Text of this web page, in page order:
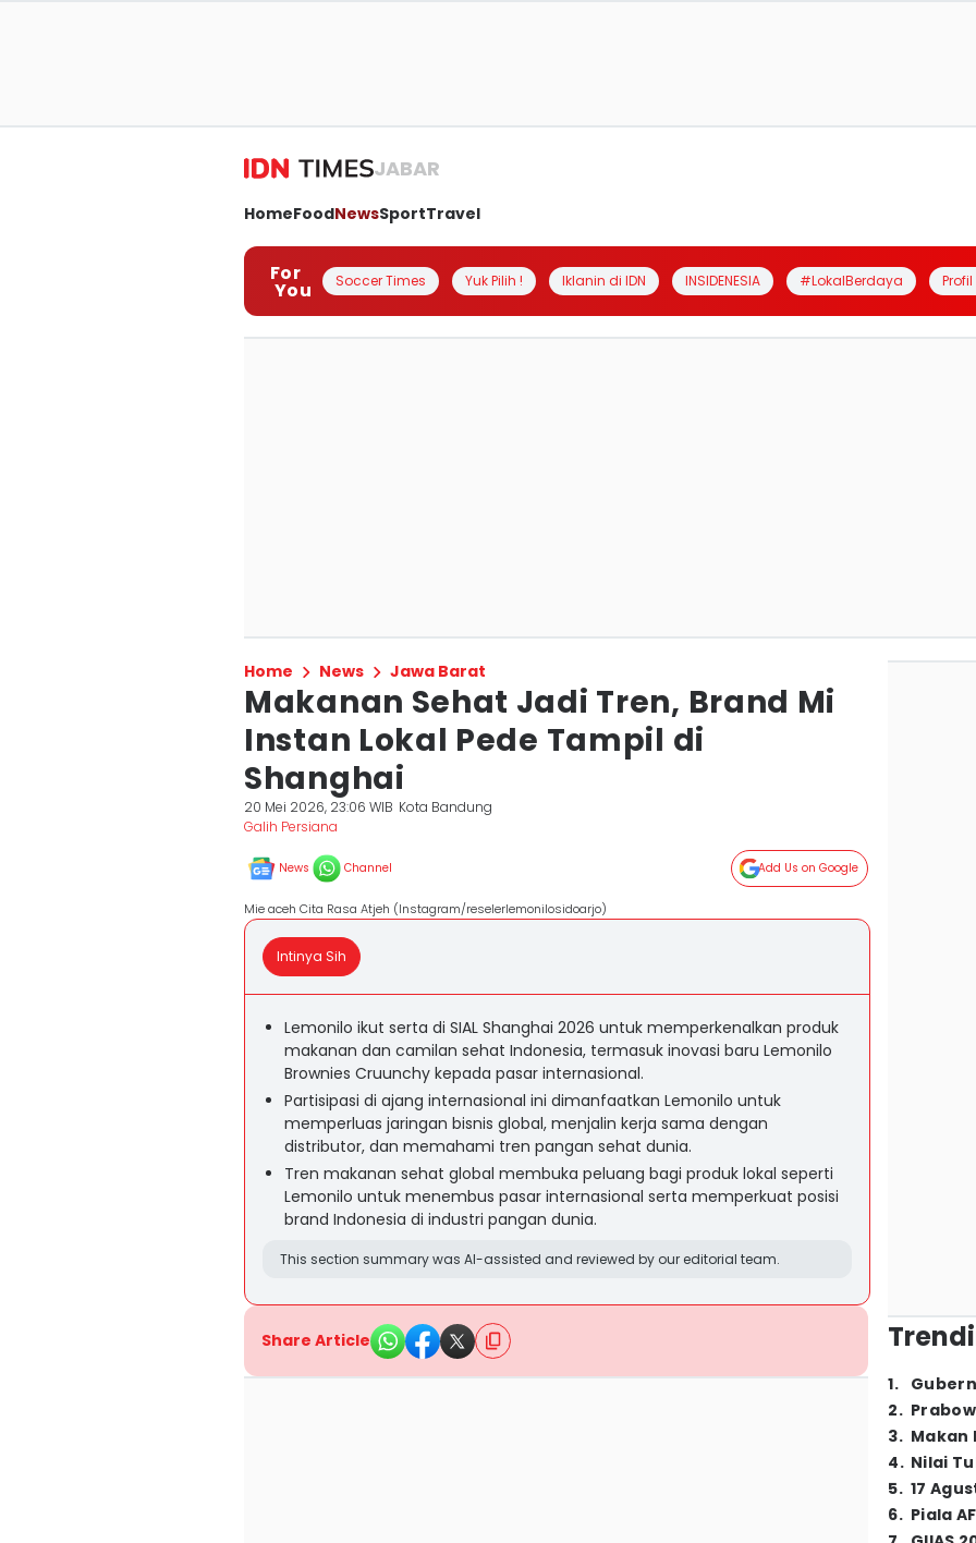
JABAR
HomeFoodNewsSportTravel
For
You Soccer Times Yuk Pilih ! Iklanin di IDN INSIDENESIA #LokalBerdaya
Home News Jawa Barat
Makanan Sehat Jadi Tren, Brand Mi
Instan Lokal Pede Tampil di
Shanghai
20 Mei 2026, 23:06 WIB Kota Bandung
Galih Persiana
News Channel Add Us on Google
Mie aceh Cita Rasa Atjeh (Instagram/reselerlemonilosidoarjo)
Intinya Sih
Lemonilo ikut serta di SIAL Shanghai 2026 untuk memperkenalkan produk
makanan dan camilan sehat Indonesia, termasuk inovasi baru Lemonilo
Brownies Cruunchy kepada pasar internasional.
Partisipasi di ajang internasional ini dimanfaatkan Lemonilo untuk
memperluas jaringan bisnis global, menjalin kerja sama dengan
distributor, dan memahami tren pangan sehat dunia.
Tren makanan sehat global membuka peluang bagi produk lokal seperti
Lemonilo untuk menembus pasar internasional serta memperkuat posisi
brand Indonesia di industri pangan dunia.
This section summary was AI-assisted and reviewed by our editorial team.
Share Article
1.
2.
3. Makan
4. Nilai
5. 17
6. Piala